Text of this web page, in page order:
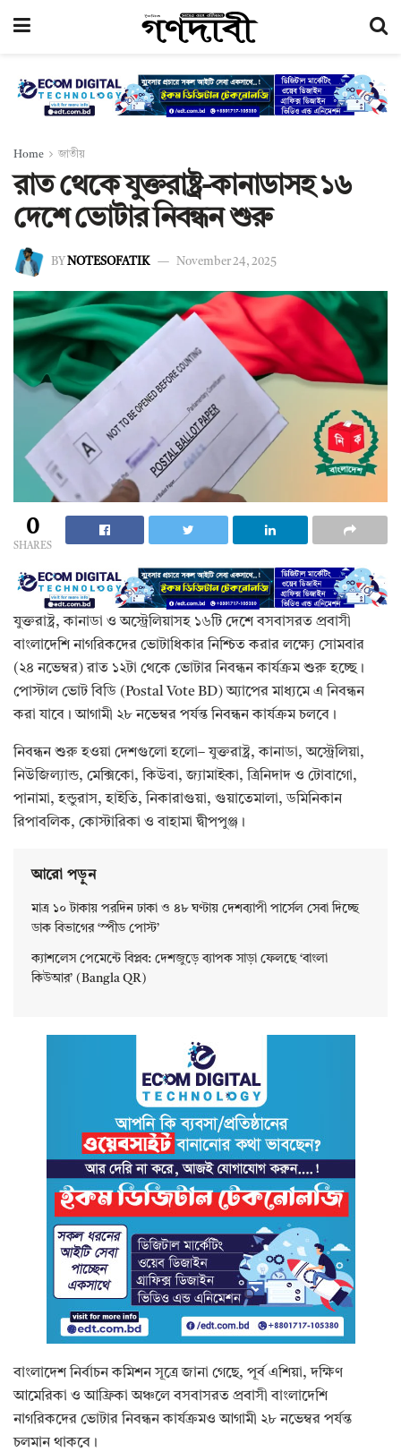
Home জাতীয়
রাত থেকে যুক্তরাষ্ট্র-কানাডাসহ ১৬
দেশে ভোটার নিবন্ধন শুরু
BY NOTESOFATIK November 24, 2025
0
SHARES
যুক্তরাষ্ট্র, কানাডা ও অস্ট্রেলিয়াসহ ১৬টি দেশে বসবাসরত প্রবাসী
বাংলাদেশি নাগরিকদের ভোটাধিকার নিশ্চিত করার লক্ষ্যে সোমবার
(২৪ নভেম্বর) রাত ১২টা থেকে ভোটার নিবন্ধন কার্যক্রম শুরু হচ্ছে।
পোস্টাল ভোট বিডি (Postal Vote BD) অ্যাপের মাধ্যমে এ নিবন্ধন
করা যাবে। আগামী ২৮ নভেম্বর পর্যন্ত নিবন্ধন কার্যক্রম চলবে।
নিবন্ধন শুরু হওয়া দেশগুলো হলো– যুক্তরাষ্ট্র, কানাডা, অস্ট্রেলিয়া,
নিউজিল্যান্ড, মেক্সিকো, কিউবা, জ্যামাইকা, ত্রিনিদাদ ও টোবাগো,
পানামা, হন্ডুরাস, হাইতি, নিকারাগুয়া, গুয়াতেমালা, ডমিনিকান
রিপাবলিক, কোস্টারিকা ও বাহামা দ্বীপপুঞ্জ।
আরো পড়ুন
মাত্র ১০ টাকায় পরদিন ঢাকা ও ৪৮ ঘণ্টায় দেশব্যাপী পার্সেল সেবা দিচ্ছে
ডাক বিভাগের ‘স্পীড পোস্ট’
ক্যাশলেস পেমেন্টে বিপ্লব: দেশজুড়ে ব্যাপক সাড়া ফেলছে ‘বাংলা
কিউআর’ (Bangla QR)
বাংলাদেশ নির্বাচন কমিশন সূত্রে জানা গেছে, পূর্ব এশিয়া, দক্ষিণ
আমেরিকা ও আফ্রিকা অঞ্চলে বসবাসরত প্রবাসী বাংলাদেশি
নাগরিকদের ভোটার নিবন্ধন কার্যক্রমও আগামী ২৮ নভেম্বর পর্যন্ত
চলমান থাকবে।